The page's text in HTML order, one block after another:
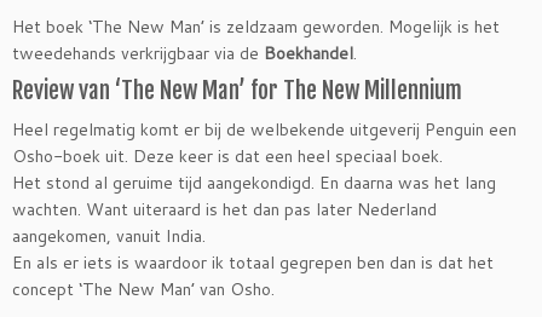
Het boek ‘The New Man’ is zeldzaam geworden. Mogelijk is het
tweedehands verkrijgbaar via de Boekhandel.
Review van ‘The New Man’ for The New Millennium
Heel regelmatig komt er bij de welbekende uitgeverij Penguin een
Osho-boek uit. Deze keer is dat een heel speciaal boek.
Het stond al geruime tijd aangekondigd. En daarna was het lang
wachten. Want uiteraard is het dan pas later Nederland
aangekomen, vanuit India.
En als er iets is waardoor ik totaal gegrepen ben dan is dat het
concept ‘The New Man’ van Osho.